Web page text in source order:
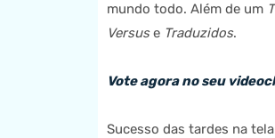
mundo todo. Além de um
Versuse Traduzidos.
Vote agora no seu
Sucesso das tardes na